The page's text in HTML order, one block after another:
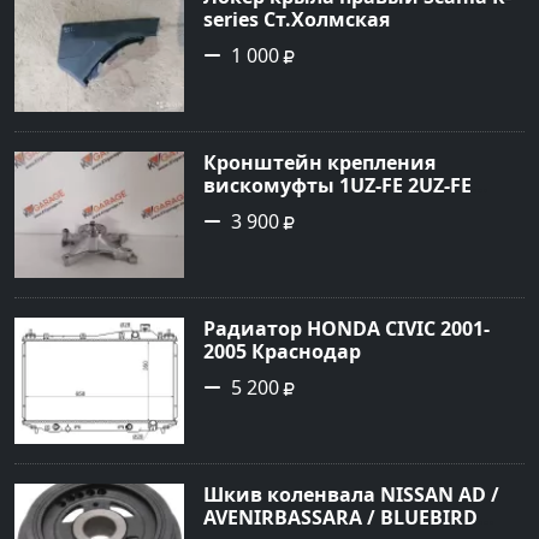
series Ст.Холмская
1 000
Кронштейн крепления
вискомуфты 1UZ-FE 2UZ-FE
Краснодар
3 900
Радиатор HONDA CIVIC 2001-
2005 Краснодар
5 200
Шкив коленвала NISSAN AD /
AVENIRBASSARA / BLUEBIRD